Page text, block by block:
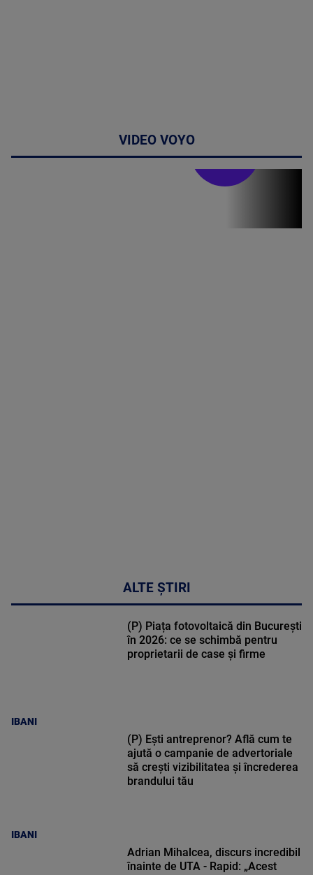
VIDEO VOYO
ALTE ȘTIRI
IBANI
(P) Piața fotovoltaică din București
în 2026: ce se schimbă pentru
proprietarii de case și firme
IBANI
(P) Ești antreprenor? Află cum te
ajută o campanie de advertoriale
să crești vizibilitatea și încrederea
brandului tău
Adrian Mihalcea, discurs incredibil
înainte de UTA - Rapid: „Acest